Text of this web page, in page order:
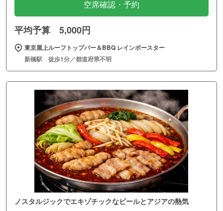
空席確認・予約
平均予算 5,000円
東京屋上ルーフトップバー＆BBQ レインボースター
新橋駅 徒歩1分／都道府県不明
ノスタルジックでエキゾチックなビールとアジアの熱気